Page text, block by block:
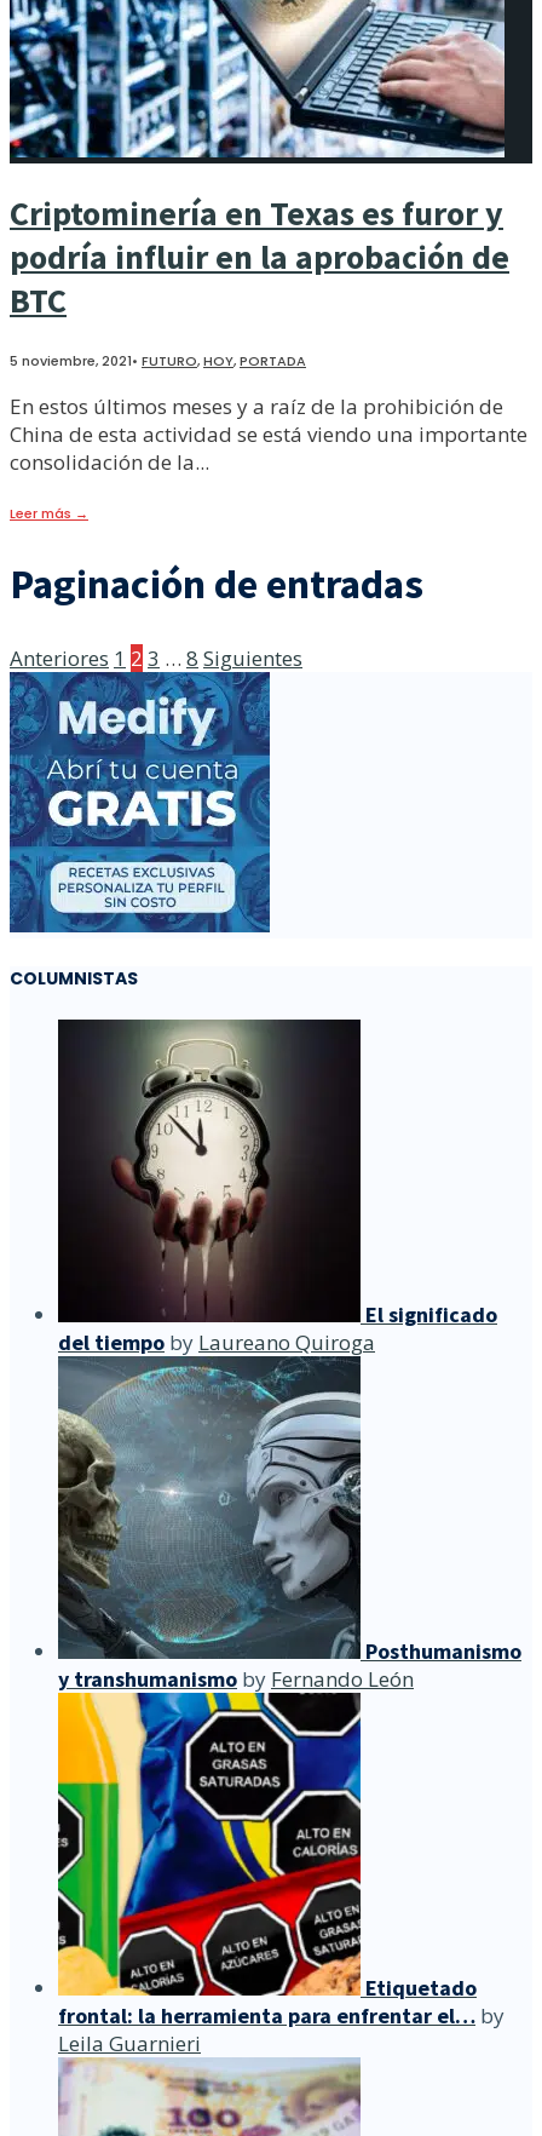
Criptominería en Texas es furor y
podría influir en la aprobación de
BTC
5 noviembre, 2021• FUTURO,HOY,PORTADA
En estos últimos meses y a raíz de la prohibición de
China de esta actividad se está viendo una importante
consolidación de la...
Leer más →
Paginación de entradas
Anteriores 1 2 3 … 8 Siguientes
COLUMNISTAS
El significado
del tiempo by Laureano Quiroga
Posthumanismo
y transhumanismo by Fernando León
Etiquetado
frontal: la herramienta para enfrentar el… by
Leila Guarnieri